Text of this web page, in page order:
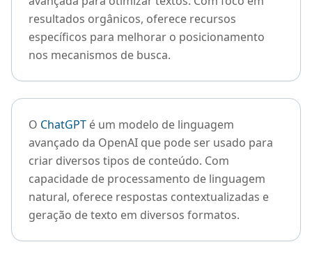
resultados orgânicos, oferece recursos
específicos para melhorar o posicionamento
nos mecanismos de busca.
O ChatGPT é um modelo de linguagem
avançado da OpenAI que pode ser usado para
criar diversos tipos de conteúdo. Com
capacidade de processamento de linguagem
natural, oferece respostas contextualizadas e
geração de texto em diversos formatos.